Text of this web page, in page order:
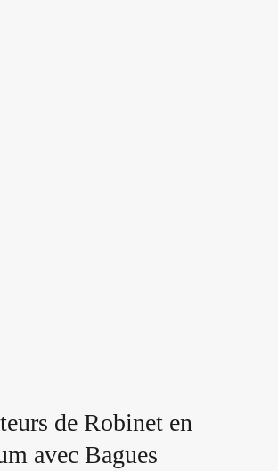
de Robinet en
avec Bagues